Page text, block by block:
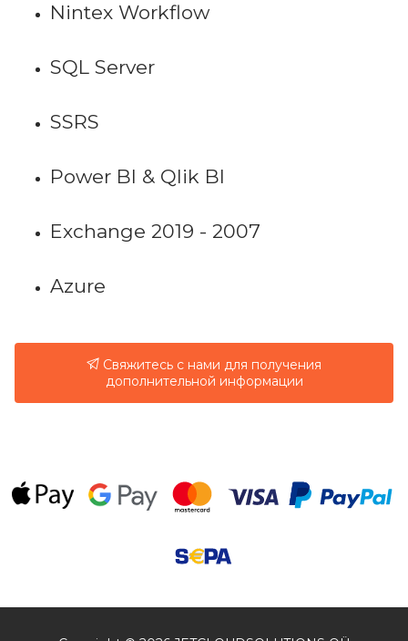
Nintex Workflow
SQL Server
SSRS
Power BI & Qlik BI
Exchange 2019 - 2007
Azure
дополнительной информации